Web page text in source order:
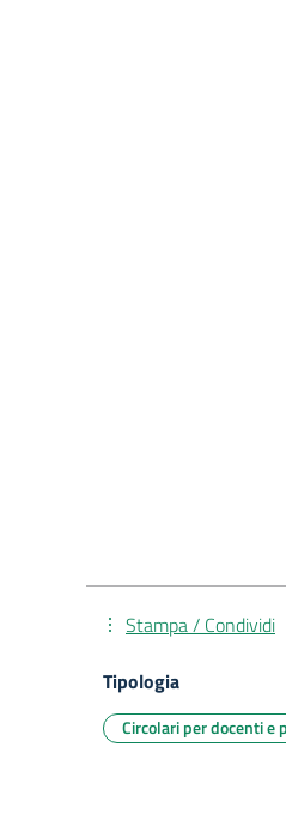
Stampa / Condividi
Tipologia
Circolari per docenti e